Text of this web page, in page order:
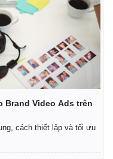
Brand Video Ads trên
cách thiết lập và tối ưu